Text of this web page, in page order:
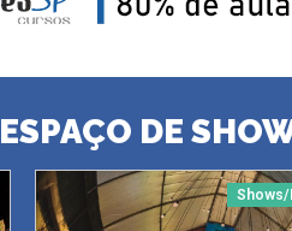
ESPAÇO DE
Shows/